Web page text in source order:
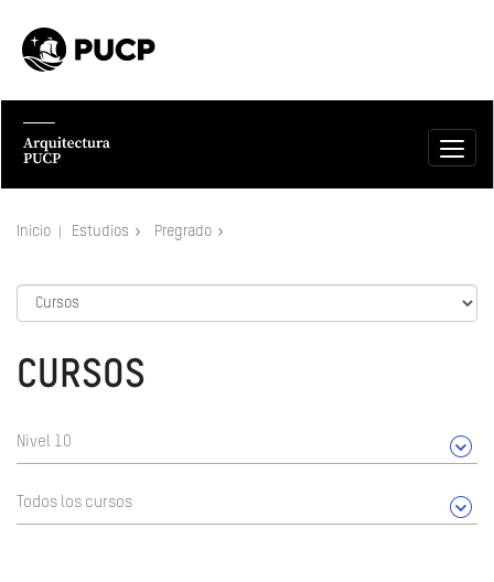
Inicio Estudios Pregrado
CURSOS
Nivel 10
Todos los cursos